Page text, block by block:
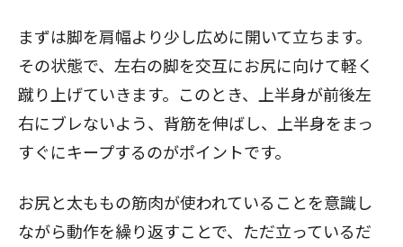
まずは脚を肩幅より少し広めに開いて立ちます。
その状態で、左右の脚を交互にお尻に向けて軽く
蹴り上げていきます。このとき、上半身が前後左
右にブレないよう、背筋を伸ばし、上半身をまっ
すぐにキープするのがポイントです。
お尻と太ももの筋肉が使われていることを意識し
ながら動作を繰り返すことで、ただ立っているだ